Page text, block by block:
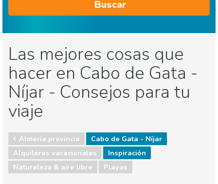
Buscar
Las mejores cosas que
hacer en Cabo de Gata -
Níjar - Consejos para tu
viaje
Almería provincia
Cabo de Gata - Níjar
Alquileres vacacionales
Inspiración
Naturaleza & aire libre
Playas